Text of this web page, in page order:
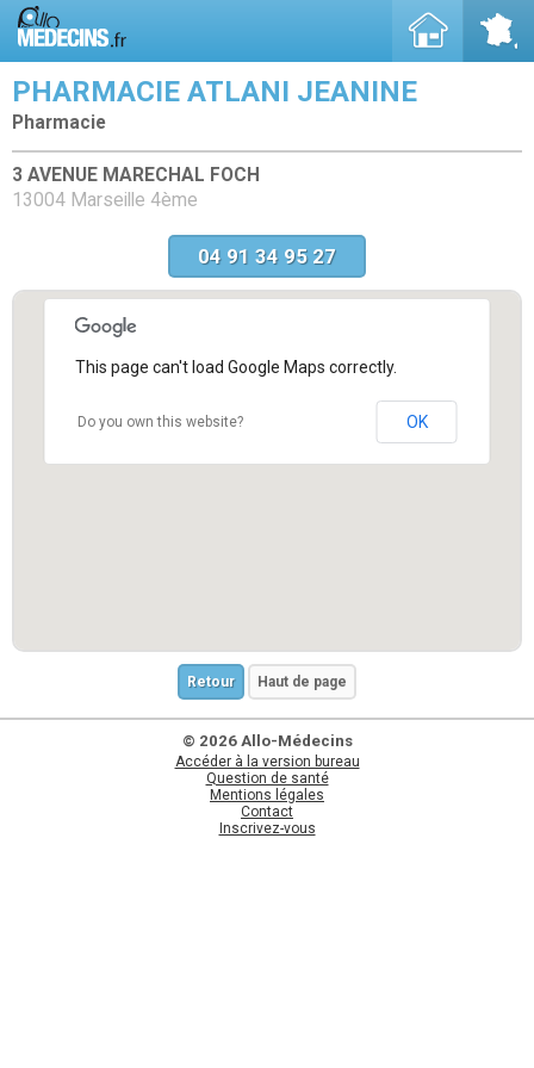
PHARMACIE ATLANI JEANINE
Pharmacie
3 AVENUE MARECHAL FOCH
13004 Marseille 4ème
04 91 34 95 27
This page can't load Google Maps correctly.
Do you own this website? OK
Retour Haut de page
© 2026 Allo-Médecins
Accéder à la version bureau
Question de santé
Mentions légales
Contact
Inscrivez-vous